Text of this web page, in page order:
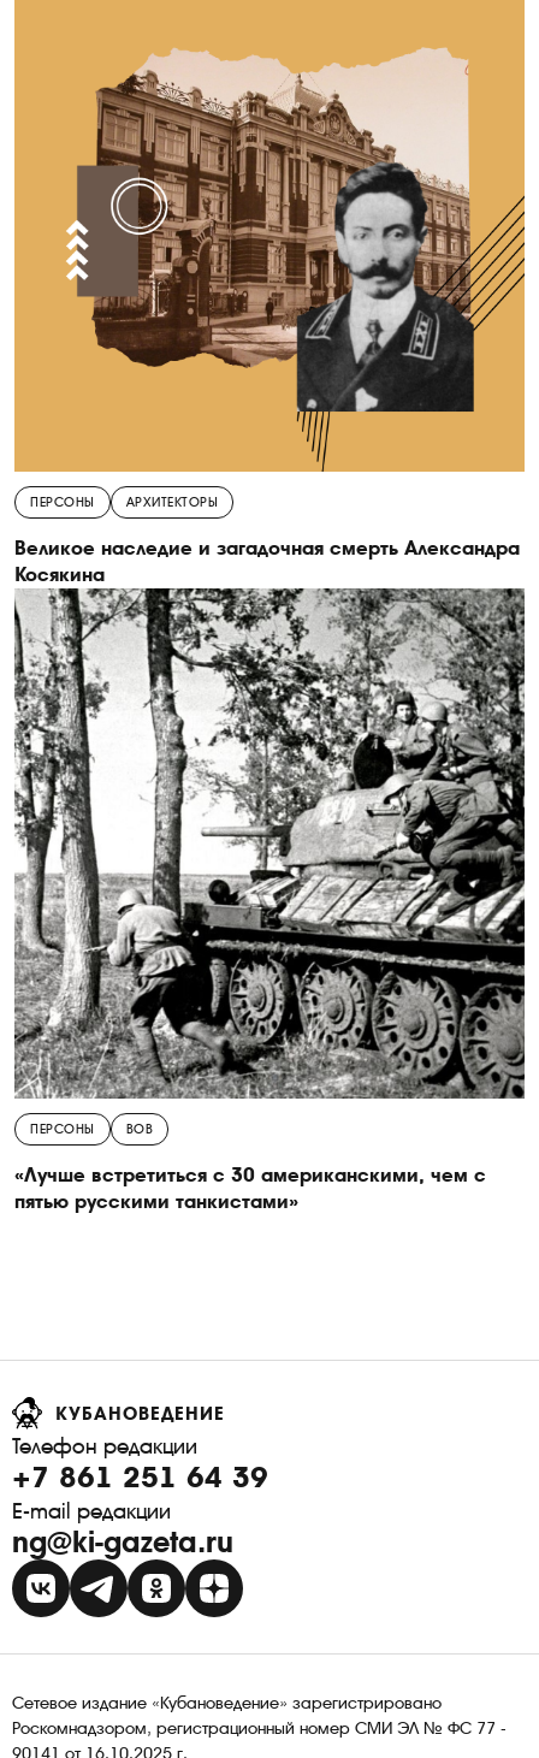
ПЕРСОНЫ АРХИТЕКТОРЫ
Великое наследие и загадочная смерть Александра
Косякина
ПЕРСОНЫ ВОВ
«Лучше встретиться с 30 американскими, чем с
пятью русскими танкистами»
КУБАНОВЕДЕНИЕ
Телефон редакции
+7 861 251 64 39
E-mail редакции
ng@ki-gazeta.ru
Сетевое издание «Кубановедение» зарегистрировано
Роскомнадзором, регистрационный номер СМИ ЭЛ № ФС 77 -
90141 от 16.10.2025 г.